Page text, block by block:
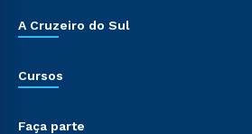
A Cruzeiro do Sul
Cursos
Faça parte